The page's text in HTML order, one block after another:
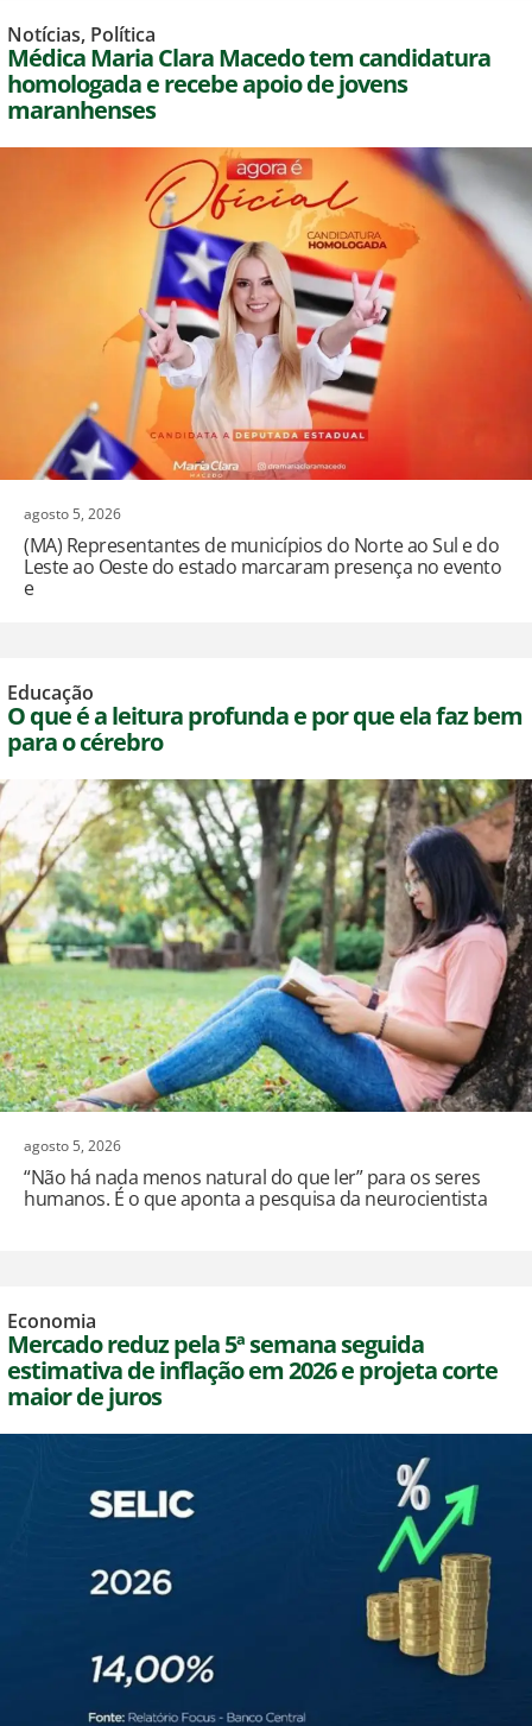
Notícias, Política
Médica Maria Clara Macedo tem candidatura
homologada e recebe apoio de jovens
maranhenses
agosto 5, 2026
(MA) Representantes de municípios do Norte ao Sul e do
Leste ao Oeste do estado marcaram presença no evento
e
Educação
O que é a leitura profunda e por que ela faz bem
para o cérebro
agosto 5, 2026
“Não há nada menos natural do que ler” para os seres
humanos. É o que aponta a pesquisa da neurocientista
Economia
Mercado reduz pela 5ª semana seguida
estimativa de inflação em 2026 e projeta corte
maior de juros